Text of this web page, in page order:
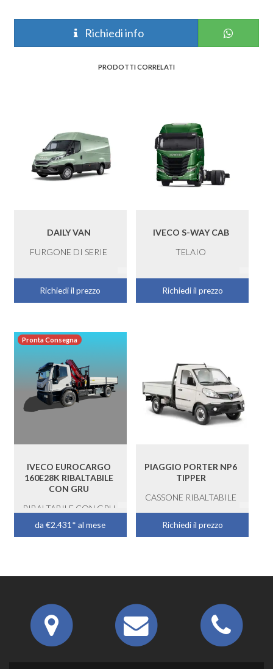
Richiedi info
PRODOTTI CORRELATI
DAILY VAN
FURGONE DI SERIE
Richiedi il prezzo
IVECO S-WAY CAB
TELAIO
Richiedi il prezzo
Pronta Consegna
IVECO EUROCARGO
160E28K RIBALTABILE
CON GRU
RIBALTABILE CON GRU
da €2.431* al mese
PIAGGIO PORTER NP6
TIPPER
CASSONE RIBALTABILE
Richiedi il prezzo